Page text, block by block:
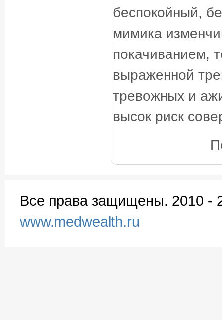
беспокойный,
мимика
покачиванием,
выраженной
тревожных и
высок риск
Все права защищены. 2010 -
www.medwealth.ru